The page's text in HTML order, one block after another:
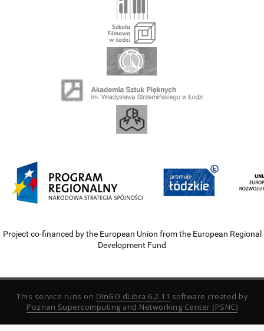
Project co-financed by the European Union from the European Regional
Development Fund
This service runs on DInGO dLibra 6.2.11 software created by
Poznan Supercomputing and Networking Center (PSNC)